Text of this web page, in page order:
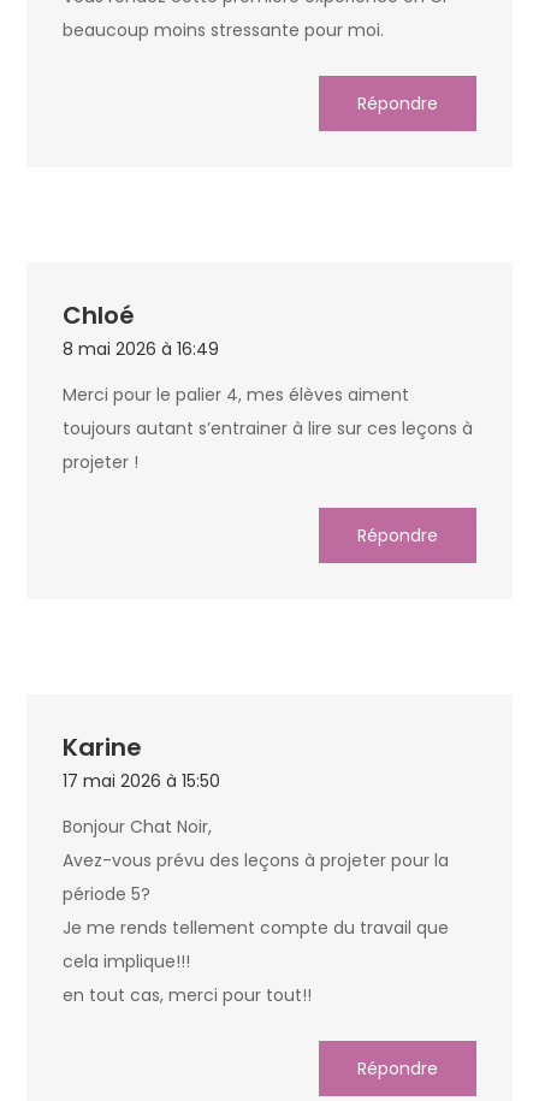
beaucoup moins stressante pour moi.
Répondre
Chloé
8 mai 2026 à 16:49
Merci pour le palier 4, mes élèves aiment
toujours autant s’entrainer à lire sur ces leçons à
projeter !
Répondre
Karine
17 mai 2026 à 15:50
Bonjour Chat Noir,
Avez-vous prévu des leçons à projeter pour la
période 5?
Je me rends tellement compte du travail que
cela implique!!!
en tout cas, merci pour tout!!
Répondre